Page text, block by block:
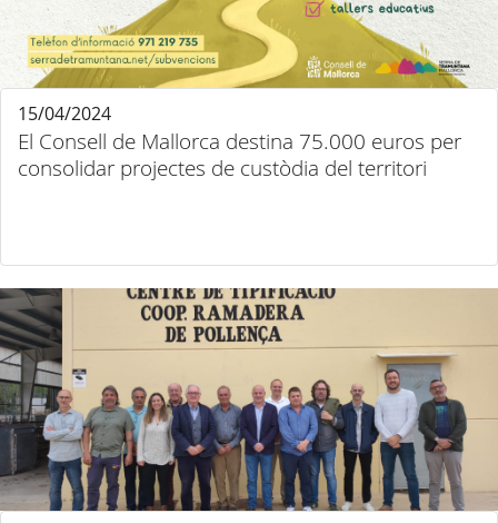
El Consell de Mallorca destina 75.000 euros per
consolidar projectes de custòdia del territori
15/04/2024